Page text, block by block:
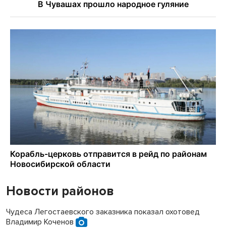
Новости районов
Чудеса Легостаевского заказника показал охотовед
Владимир Коченов